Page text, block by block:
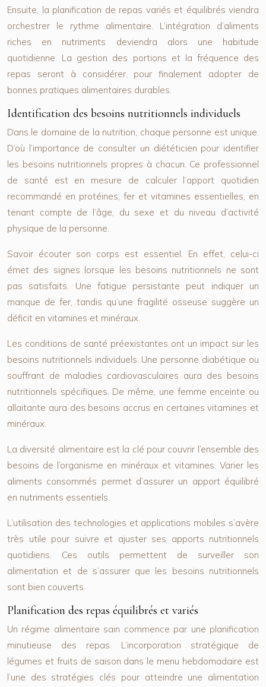
Ensuite, la planification de repas variés et équilibrés viendra
orchestrer le rythme alimentaire. L’intégration d’aliments
riches en nutriments deviendra alors une habitude
quotidienne. La gestion des portions et la fréquence des
repas seront à considérer, pour finalement adopter de
bonnes pratiques alimentaires durables.
Identification des besoins nutritionnels individuels
Dans le domaine de la nutrition, chaque personne est unique.
D’où l’importance de consulter un diététicien pour identifier
les besoins nutritionnels propres à chacun. Ce professionnel
de santé est en mesure de calculer l’apport quotidien
recommandé en protéines, fer et vitamines essentielles, en
tenant compte de l’âge, du sexe et du niveau d’activité
physique de la personne.
Savoir écouter son corps est essentiel. En effet, celui-ci
émet des signes lorsque les besoins nutritionnels ne sont
pas satisfaits. Une fatigue persistante peut indiquer un
manque de fer, tandis qu’une fragilité osseuse suggère un
déficit en vitamines et minéraux.
Les conditions de santé préexistantes ont un impact sur les
besoins nutritionnels individuels. Une personne diabétique ou
souffrant de maladies cardiovasculaires aura des besoins
nutritionnels spécifiques. De même, une femme enceinte ou
allaitante aura des besoins accrus en certaines vitamines et
minéraux.
La diversité alimentaire est la clé pour couvrir l’ensemble des
besoins de l’organisme en minéraux et vitamines. Varier les
aliments consommés permet d’assurer un apport équilibré
en nutriments essentiels.
L’utilisation des technologies et applications mobiles s’avère
très utile pour suivre et ajuster ses apports nutritionnels
quotidiens. Ces outils permettent de surveiller son
alimentation et de s’assurer que les besoins nutritionnels
sont bien couverts.
Planification des repas équilibrés et variés
Un régime alimentaire sain commence par une planification
minutieuse des repas. L’incorporation stratégique de
légumes et fruits de saison dans le menu hebdomadaire est
l’une des stratégies clés pour atteindre une alimentation